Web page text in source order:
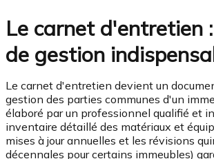
Le carnet d'entretien
de gestion
Le carnet d'entretien devient un
gestion des parties communes d'un
élaboré par un professionnel qualifié et
inventaire détaillé des matériaux et
mises à jour annuelles et les révisions
décennales pour certains immeubles)